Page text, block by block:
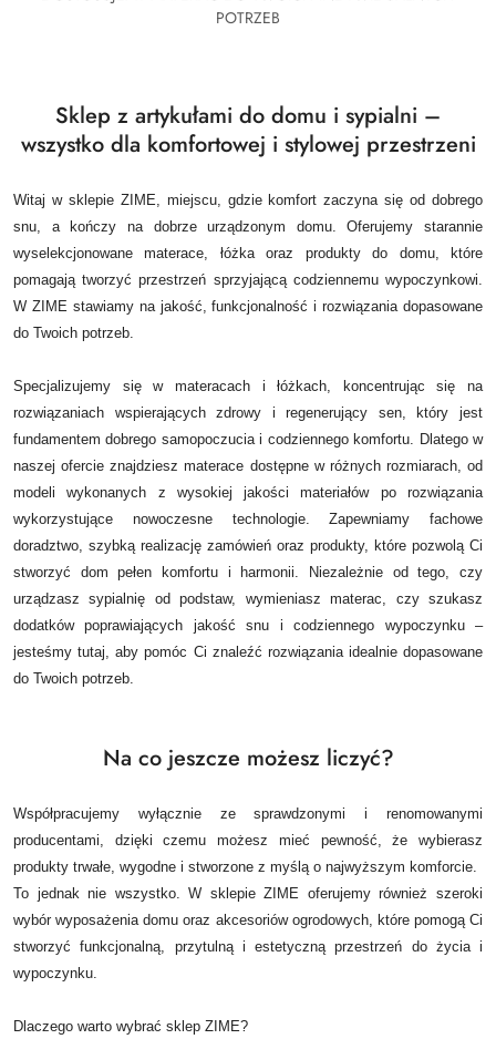
POTRZEB
Sklep z artykułami do domu i sypialni –
wszystko dla komfortowej i stylowej przestrzeni
Witaj w sklepie ZIME, miejscu, gdzie komfort zaczyna się od dobrego
snu, a kończy na dobrze urządzonym domu.Oferujemy starannie
wyselekcjonowane materace, łóżka oraz produkty do domu, które
pomagają tworzyć przestrzeń sprzyjającą codziennemu wypoczynkowi.
W ZIME stawiamy na jakość, funkcjonalność i rozwiązania dopasowane
do Twoich potrzeb.
Specjalizujemy się w materacach i łóżkach, koncentrując się na
rozwiązaniach wspierających zdrowy i regenerujący sen, który jest
fundamentem dobrego samopoczucia i codziennego komfortu. Dlatego w
naszej ofercie znajdziesz materace dostępne w różnych rozmiarach, od
modeli wykonanych z wysokiej jakości materiałów po rozwiązania
wykorzystujące nowoczesne technologie.Zapewniamy fachowe
doradztwo, szybką realizację zamówień oraz produkty, które pozwolą Ci
stworzyć dom pełen komfortu i harmonii. Niezależnie od tego, czy
urządzasz sypialnię od podstaw, wymieniasz materac, czy szukasz
dodatków poprawiających jakość snu i codziennego wypoczynku –
jesteśmy tutaj, aby pomóc Ci znaleźć rozwiązania idealnie dopasowane
do Twoich potrzeb.
Na co jeszcze możesz liczyć?
Współpracujemy wyłącznie ze sprawdzonymi i renomowanymi
producentami, dzięki czemu możesz mieć pewność, że wybierasz
produkty trwałe, wygodne i stworzone z myślą o najwyższym komforcie.
To jednak nie wszystko. W sklepie ZIME oferujemy również szeroki
wybór wyposażenia domu oraz akcesoriów ogrodowych, które pomogą Ci
stworzyć funkcjonalną, przytulną i estetyczną przestrzeń do życia i
wypoczynku.
Dlaczego warto wybrać sklep ZIME?